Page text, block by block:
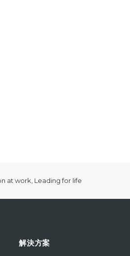
at work, Leading for life
解決方案